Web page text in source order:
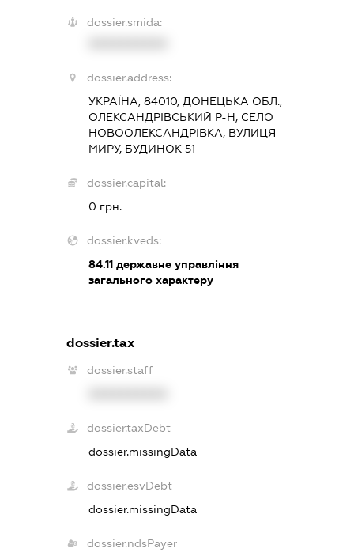
dossier.smida:
dossier.address:
УКРАЇНА, 84010, ДОНЕЦЬКА ОБЛ.,
ОЛЕКСАНДРІВСЬКИЙ Р-Н, СЕЛО
НОВООЛЕКСАНДРІВКА, ВУЛИЦЯ
МИРУ, БУДИНОК 51
dossier.capital:
0 грн.
dossier.kveds:
84.11державне управління
загального характеру
dossier.tax
dossier.staff
dossier.taxDebt
dossier.missingData
dossier.esvDebt
dossier.missingData
dossier.ndsPayer